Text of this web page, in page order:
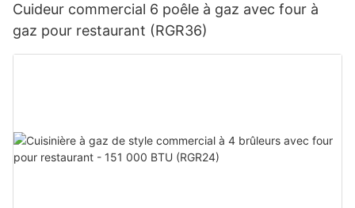
Cuideur commercial 6 poêle à gaz avec four à
gaz pour restaurant (RGR36)